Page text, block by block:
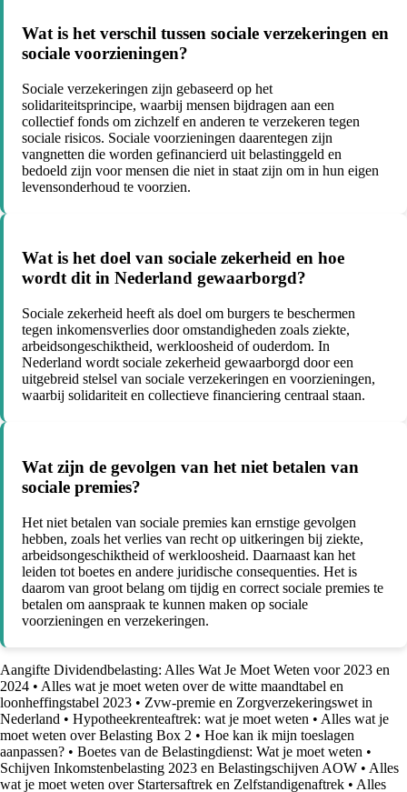
Wat is het verschil tussen sociale verzekeringen en
sociale voorzieningen?
Sociale verzekeringen zijn gebaseerd op het
solidariteitsprincipe, waarbij mensen bijdragen aan een
collectief fonds om zichzelf en anderen te verzekeren tegen
sociale risicos. Sociale voorzieningen daarentegen zijn
vangnetten die worden gefinancierd uit belastinggeld en
bedoeld zijn voor mensen die niet in staat zijn om in hun eigen
levensonderhoud te voorzien.
Wat is het doel van sociale zekerheid en hoe
wordt dit in Nederland gewaarborgd?
Sociale zekerheid heeft als doel om burgers te beschermen
tegen inkomensverlies door omstandigheden zoals ziekte,
arbeidsongeschiktheid, werkloosheid of ouderdom. In
Nederland wordt sociale zekerheid gewaarborgd door een
uitgebreid stelsel van sociale verzekeringen en voorzieningen,
waarbij solidariteit en collectieve financiering centraal staan.
Wat zijn de gevolgen van het niet betalen van
sociale premies?
Het niet betalen van sociale premies kan ernstige gevolgen
hebben, zoals het verlies van recht op uitkeringen bij ziekte,
arbeidsongeschiktheid of werkloosheid. Daarnaast kan het
leiden tot boetes en andere juridische consequenties. Het is
daarom van groot belang om tijdig en correct sociale premies te
betalen om aanspraak te kunnen maken op sociale
voorzieningen en verzekeringen.
Aangifte Dividendbelasting: Alles Wat Je Moet Weten voor 2023 en
2024 • Alles wat je moet weten over de witte maandtabel en
loonheffingstabel 2023 • Zvw-premie en Zorgverzekeringswet in
Nederland • Hypotheekrenteaftrek: wat je moet weten • Alles wat je
moet weten over Belasting Box 2 • Hoe kan ik mijn toeslagen
aanpassen? • Boetes van de Belastingdienst: Wat je moet weten •
Schijven Inkomstenbelasting 2023 en Belastingschijven AOW • Alles
wat je moet weten over Startersaftrek en Zelfstandigenaftrek • Alles